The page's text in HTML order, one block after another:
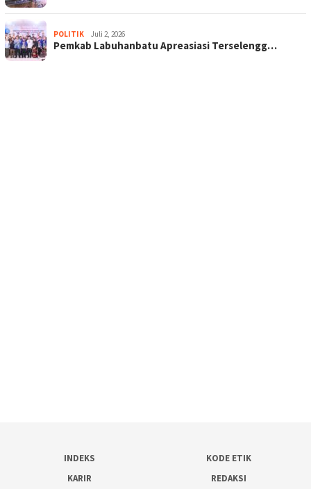
POLITIK Juli 2, 2026
Pemkab Labuhanbatu Apreasiasi Terselengg…
INDEKS
KODE ETIK
KARIR
REDAKSI